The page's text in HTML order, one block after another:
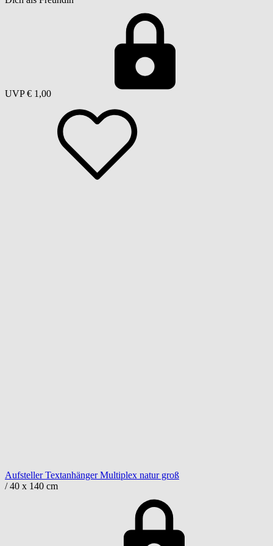
UVP € 1,00
Aufsteller Textanhänger Multiplex natur groß
/ 40 x 140 cm